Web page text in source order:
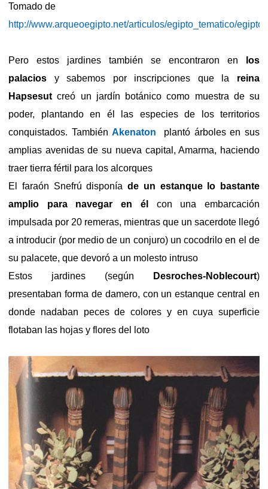
Tomado de
http://www.arqueoegipto.net/articulos/egipto_tematico/
Pero estos jardines también se encontraron en
los
palacios y sabemos por inscripciones que la reina
Hapsesut creó un jardín botánico como muestra de su
poder, plantando en él las especies de los territorios
conquistados. TambiénAkenaton p lantó árboles en sus
amplias avenidas de su nueva capital, Amarma, haciendo
traer tierra fértil para los alcorques
El faraón Snefrú disponía de un estanque lo bastante
amplio para navegar en él
con una embarcación
impulsada por 20 remeras, mientras que un sacerdote llegó
a introducir (por medio de un conjuro) un cocodrilo en el de
su palacete, que devoró a un molesto intruso
Estos jardines (según
Desroches-Noblecourt)
presentaban forma de damero, con un estanque central en
donde nadaban peces de colores y en cuya superficie
flotaban las hojas y flores del loto